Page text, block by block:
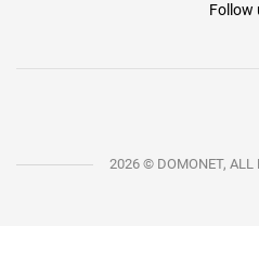
Follow
2026 © DOMONET, ALL